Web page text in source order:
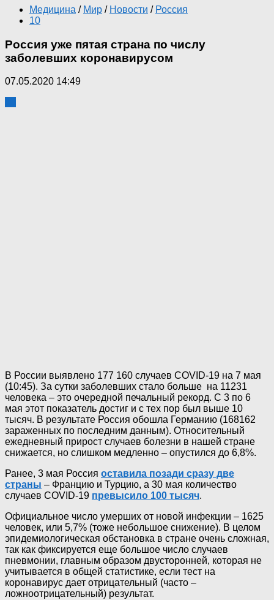
Медицина / Мир / Новости / Россия
10
Россия уже пятая страна по числу
заболевших коронавирусом
07.05.2020 14:49
В России выявлено 177 160 случаев COVID-19 на 7 мая
(10:45). За сутки заболевших стало больше на 11231
человека – это очередной печальный рекорд. С 3 по 6
мая этот показатель достиг и с тех пор был выше 10
тысяч. В результате Россия обошла Германию (168162
зараженных по последним данным). Относительный
ежедневный прирост случаев болезни в нашей стране
снижается, но слишком медленно – опустился до 6,8%.
Ранее, 3 мая Россия оставила позади сразу две
страны – Францию и Турцию, а 30 мая количество
случаев COVID-19 превысило 100 тысяч.
Официальное число умерших от новой инфекции – 1625
человек, или 5,7% (тоже небольшое снижение). В целом
эпидемиологическая обстановка в стране очень сложная,
так как фиксируется еще большое число случаев
пневмонии, главным образом двусторонней, которая не
учитывается в общей статистике, если тест на
коронавирус дает отрицательный (часто –
ложноотрицательный) результат.